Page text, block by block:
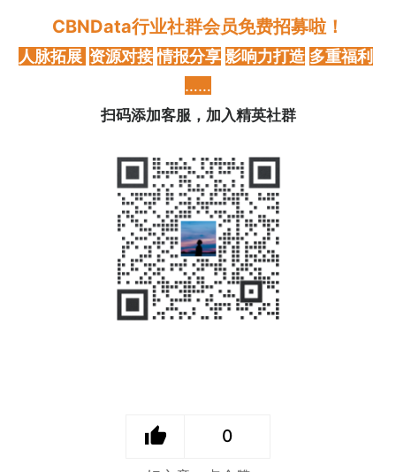
CBNData行业社群会员免费招募啦！
人脉拓展 资源对接 情报分享 影响力打造 多重福利
……
扫码添加客服，加入精英社群
0